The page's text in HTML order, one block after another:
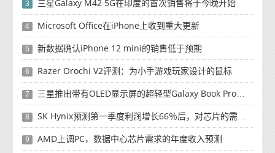
3 三星Galaxy M42 5G在印度的首次销售将于今晚开始
4 Microsoft Office在iPhone上收到重大更新
5 新数据确认iPhone 12 mini的销售低于预期
6 Razer Orochi V2评测：为小手游戏玩家设计的鼠标
7 三星推出带有OLED显示屏的超轻型Galaxy Book Pro和Galaxy Book Pro 360笔记本电脑
8 SK Hynix预测第一季度利润增长66％后，对芯片的需求将增强
9 AMD上调PC，数据中心芯片需求的年度收入预测